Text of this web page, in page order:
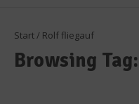
Start/ Rolf fliegauf
Browsing